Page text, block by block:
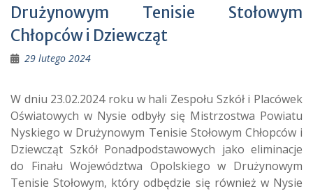
Drużynowym Tenisie Stołowym
Chłopców i Dziewcząt
29 lutego 2024
W dniu 23.02.2024 roku w hali Zespołu Szkół i Placówek
Oświatowych w Nysie odbyły się Mistrzostwa Powiatu
Nyskiego w Drużynowym Tenisie Stołowym Chłopców i
Dziewcząt Szkół Ponadpodstawowych jako eliminacje
do Finału Województwa Opolskiego w Drużynowym
Tenisie Stołowym, który odbędzie się również w Nysie